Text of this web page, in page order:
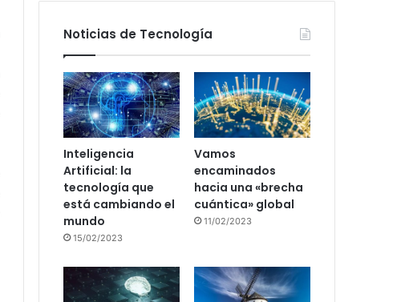
Noticias de Tecnología
Inteligencia
Artificial: la
tecnología que
está cambiando el
mundo
15/02/2023
Vamos
encaminados
hacia una «brecha
cuántica» global
11/02/2023